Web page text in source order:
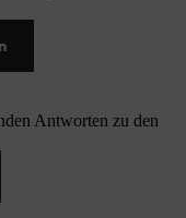
Antworten zu den